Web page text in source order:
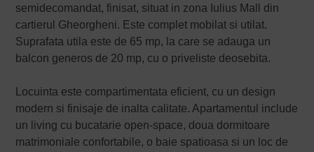
semidecomandat, finisat, situat in zona Iulius Mall din
cartierul Gheorgheni. Este complet mobilat si utilat.
Suprafata utila este de 65 mp, la care se adauga un
balcon generos de 20 mp, cu o priveliste deosebita.
Locuinta este compartimentata eficient, cu un design
modern si finisaje de inalta calitate. Apartamentul include
un living cu bucatarie open-space, doua dormitoare
matrimoniale confortabile, o baie spatioasa si un loc de